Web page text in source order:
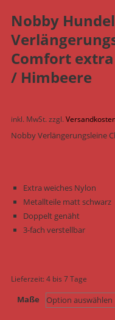
Nobby
Comfort extra
/ Himbeere
inkl. MwSt.zzgl.
Nobby Verlängerungsleine
Extra weiches Nylon
Metallteile matt schwarz
Doppelt genäht
3-fach verstellbar
Lieferzeit:4 bis 7 Tage
Maße